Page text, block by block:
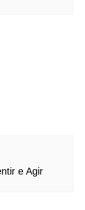
e Agir